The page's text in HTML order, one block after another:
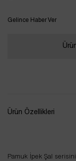
Gelince Haber Ver
Ürün Özellikleri
Pamuk İpek Şal